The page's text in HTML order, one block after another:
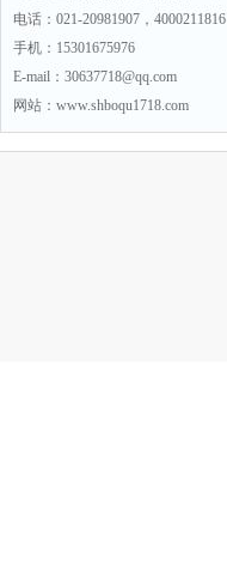
电话：021-20981907，4000211816
手机：15301675976
E-mail：30637718@qq.com
网站：www.shboqu1718.com